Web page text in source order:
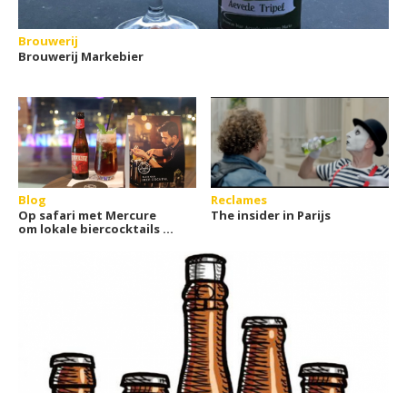
Brouwerij
Brouwerij Markebier
Blog
Op safari met Mercure
om lokale biercocktails te
Reclames
The insider in Parijs